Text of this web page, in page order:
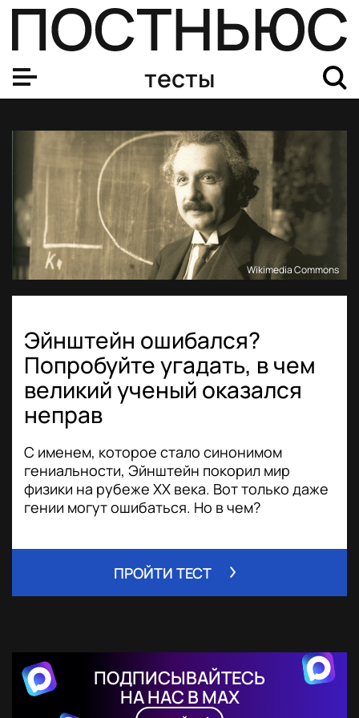
тесты
Wikimedia Commons
Эйнштейн ошибался?
Попробуйте угадать, в чем
великий ученый оказался
неправ
С именем, которое стало синонимом
гениальности, Эйнштейн покорил мир
физики на рубеже XX века. Вот только даже
гении могут ошибаться. Но в чем?
ПРОЙТИ ТЕСТ
ПОДПИСЫВАЙТЕСЬ
НА НАС В MAX